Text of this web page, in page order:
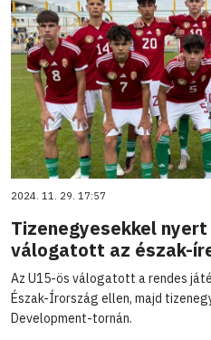
2024. 11. 29. 17:57
Tizenegyesekkel nyert
válogatott az észak-
Az U15-ös válogatott a rendes
Észak-Írország ellen, majd
Development-tornán.